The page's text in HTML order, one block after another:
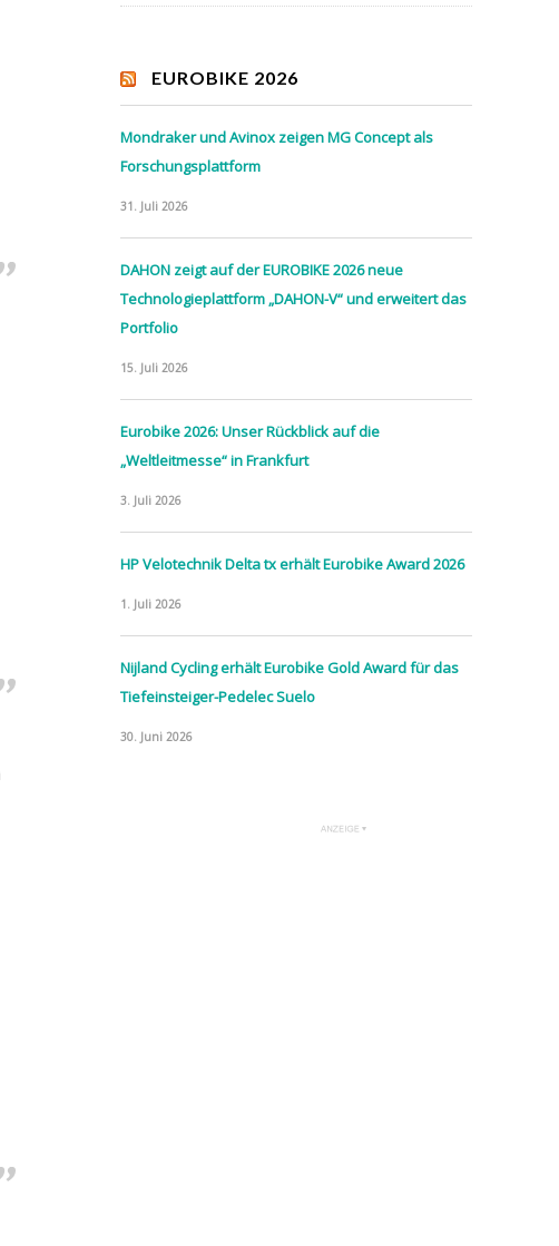
EUROBIKE 2026
Mondraker und Avinox zeigen MG Concept als
Forschungsplattform
31. Juli 2026
DAHON zeigt auf der EUROBIKE 2026 neue
Technologieplattform „DAHON-V“ und erweitert das
Portfolio
15. Juli 2026
Eurobike 2026: Unser Rückblick auf die
„Weltleitmesse“ in Frankfurt
3. Juli 2026
HP Velotechnik Delta tx erhält Eurobike Award 2026
1. Juli 2026
Nijland Cycling erhält Eurobike Gold Award für das
Tiefeinsteiger-Pedelec Suelo
30. Juni 2026